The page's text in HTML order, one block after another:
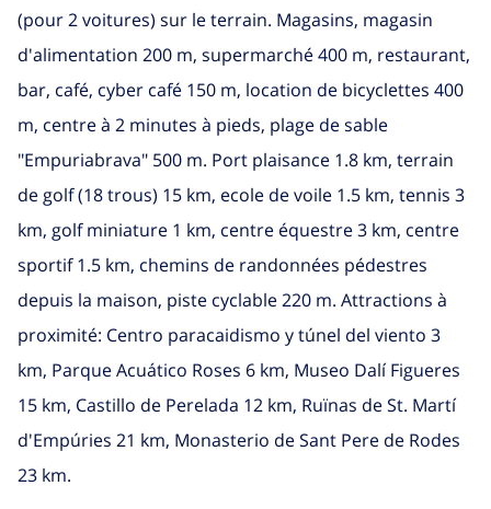
(pour 2 voitures) sur le terrain. Magasins, magasin
d'alimentation 200 m, supermarché 400 m, restaurant,
bar, café, cyber café 150 m, location de bicyclettes 400
m, centre à 2 minutes à pieds, plage de sable
"Empuriabrava" 500 m. Port plaisance 1.8 km, terrain
de golf (18 trous) 15 km, ecole de voile 1.5 km, tennis 3
km, golf miniature 1 km, centre équestre 3 km, centre
sportif 1.5 km, chemins de randonnées pédestres
depuis la maison, piste cyclable 220 m. Attractions à
proximité: Centro paracaidismo y túnel del viento 3
km, Parque Acuático Roses 6 km, Museo Dalí Figueres
15 km, Castillo de Perelada 12 km, Ruïnas de St. Martí
d'Empúries 21 km, Monasterio de Sant Pere de Rodes
23 km.